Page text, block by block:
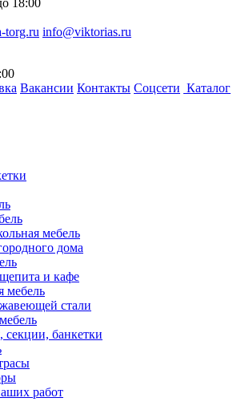
18:00
torg.ru info@viktorias.ru
Вакансии Контакты Соцсети Каталог
мебель
дома
и кафе
мебель
стали
секции, банкетки
работ